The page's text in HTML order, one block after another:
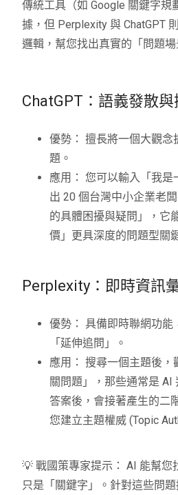
傳統工具（如 Google 關鍵字規
據，但 Perplexity 與 ChatGPT
邏輯，幫您找出真實的「問題場
ChatGPT：語義發散
優勢： 擅長將一個大觀念
題。
應用： 您可以輸入「我是
出 20 個台灣中小企業老
的具體困擾與疑問」，它
價」更具深度的問題型關
Perplexity：即時資訊
優勢： 具備即時聯網功
「延伸追問」。
應用： 搜尋一個主題後，
關問題」，那些通常是 AI
答案後，會接著產生的二
您建立主題權威 (Topic
💡 戰國策專家提示： AI 能幫您
只是「關鍵字」。針對這些問